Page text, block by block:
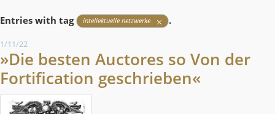
Entries with tag intellektuelle netzwerke .
1/11/22
»Die besten Auctores so Von der
Fortification geschrieben«